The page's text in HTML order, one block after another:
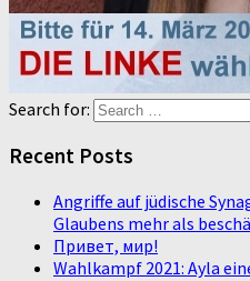
Search for:
Recent Posts
Angriffe auf jüdische
Glaubens mehr als
Привет, мир!
Wahlkampf 2021: Ayla